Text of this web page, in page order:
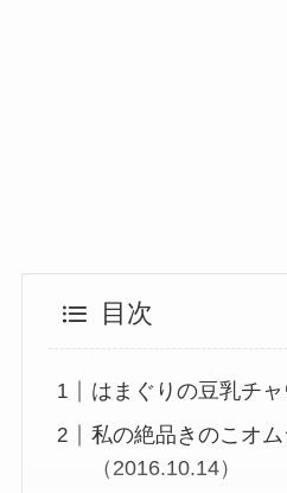
目次
はまぐりの豆乳チ
私の絶品きのこオム
（2016.10.14）